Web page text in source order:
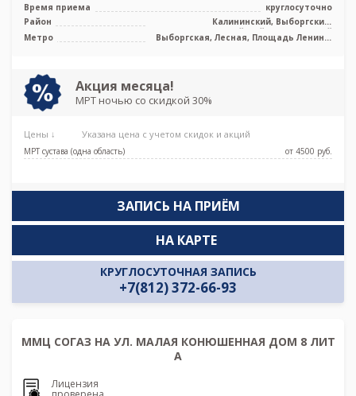
Время приема
круглосуточно
Район
Калининский, Выборгский,
Красногвардейский, Центральный
Метро
Выборгская, Лесная, Площадь Ленина,
Акция месяца!
МРТ ночью со скидкой 30%
Цены ↓ Указана цена с учетом скидок и акций
МРТ сустава (одна область) от 4500 pуб.
ЗАПИСЬ НА ПРИЁМ
КРУГЛОСУТОЧНАЯ ЗАПИСЬ
+7(812) 372-66-93
НА КАРТЕ
ММЦ СОГАЗ НА УЛ. МАЛАЯ КОНЮШЕННАЯ ДОМ 8 ЛИТ
А
Лицензия